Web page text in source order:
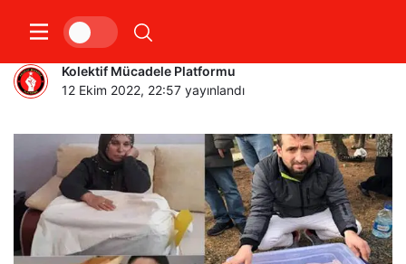
1 EYLÜL DÜNYA BARIŞ GÜNÜ
Kolektif Mücadele Platformu
12 Ekim 2022, 22:57 yayınlandı